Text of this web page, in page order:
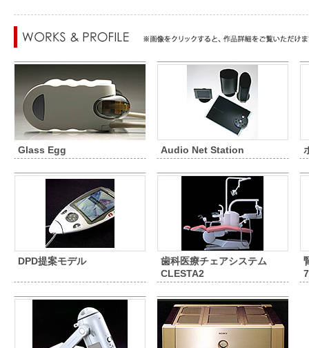
Glass Egg Audio Net Station
DPD提案モデル
歯科医療チェアシステム
CLESTA2